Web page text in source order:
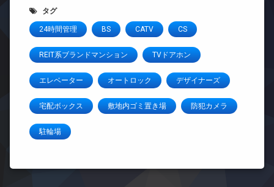
タグ
24時間管理 BS CATV CS
REIT系ブランドマンション TVドアホン
エレベーター オートロック デザイナーズ
宅配ボックス 敷地内ゴミ置き場 防犯カメラ
駐輪場